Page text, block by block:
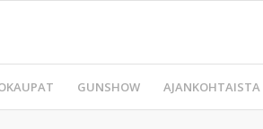
GUNSHOW AJANKOHTAISTA